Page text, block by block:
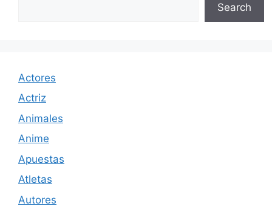
Search
Actores
Actriz
Animales
Anime
Apuestas
Atletas
Autores